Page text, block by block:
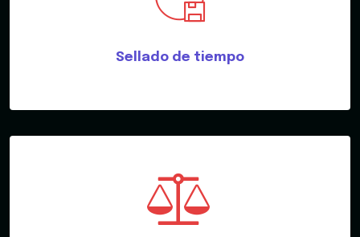
Sellado de tiempo